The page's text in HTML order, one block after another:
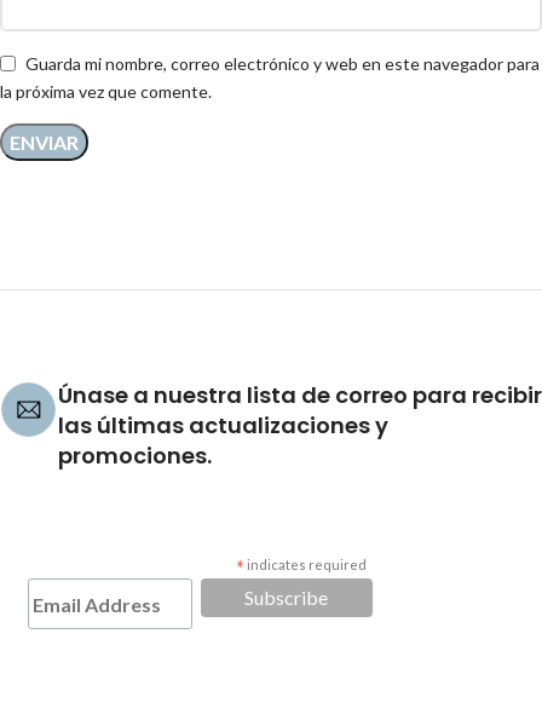
Guarda mi nombre, correo electrónico y web en este navegador para
la próxima vez que comente.
Únase a nuestra lista de correo para recibir
las últimas actualizaciones y
promociones.
* indicates required